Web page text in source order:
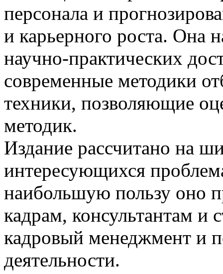
персонала и
и карьерного роста. Она
научно-практических
современные методики
техники, позволяющие
методик.
Издание рассчитано на
интересующихся
наибольшую пользу оно
кадрам, консультантам и
кадровый менеджмент и
деятельности.